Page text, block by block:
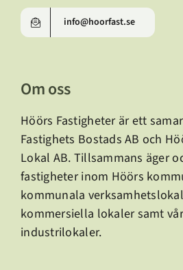
info@hoorfast.se
Om oss
Höörs Fastigheter är ett
Fastighets Bostads AB och
Lokal AB. Tillsammans äger
fastigheter inom Höörs
kommunala
kommersiella lokaler samt
industrilokaler.